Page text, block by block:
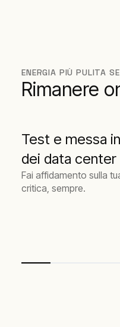
ENERGIA PIÙ PULITA
Rimanere
Test e messa
dei data center
Fai affidamento sulla
critica, sempre.